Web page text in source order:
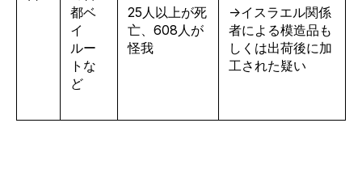
都ベ
イ
ルー
トな
ど
25人以上が死
亡、608人が
怪我
→イスラエル関係
者による模造品も
しくは出荷後に加
工された疑い